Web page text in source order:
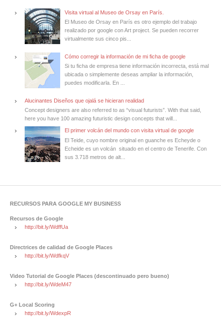
Visita virtual al Museo de Orsay en París.
El Museo de Orsay en París es otro ejemplo del trabajo
realizado por google con Art project. Se pueden recorrer
virtualmente sus cinco pis...
Cómo corregir la información de mi ficha de google
Si tu ficha de empresa tiene información incorrecta, está mal
ubicada o simplemente deseas ampliar la información,
puedes modificarla. En ...
Alucinantes Diseños que ojalá se hicieran realidad
Concept designers are also referred to as “visual futurists”. With that said,
here you have 100 amazing futuristic design concepts that will...
El primer volcán del mundo con visita virtual de google
El Teide, cuyo nombre original en guanche es Echeyde o
Echeide es un volcán situado en el centro de Tenerife. Con
sus 3.718 metros de alt...
RECURSOS PARA GOOGLE MY BUSINESS
Recursos de Google
http://bit.ly/WdffUa
Directrices de calidad de Google Places
http://bit.ly/WdfkqV
Video Tutorial de Google Places (descontinuado pero bueno)
http://bit.ly/WdeM47
G+ Local Scoring
http://bit.ly/WdexpR